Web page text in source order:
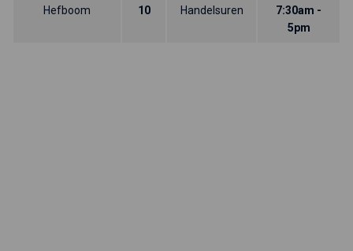
Hefboom 10 Handelsuren
7:30am -
5pm